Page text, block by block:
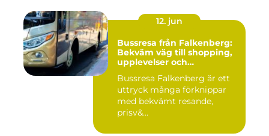
12. jun
Bussresa från Falkenberg:
Bekväm väg till shopping,
upplevelser och
Bussresa Falkenberg är ett
uttryck många förknippar
med bekvämt resande,
prisv&...